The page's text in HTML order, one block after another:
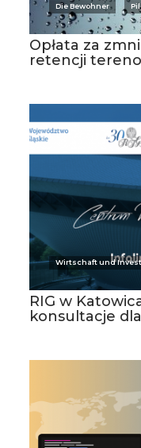
Die Bewohner
Opłata za
retencji
Wirtschaft und
RIG w
konsultacje